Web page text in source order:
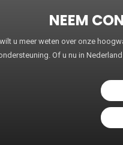
NEEM
u meer weten over onze
Of u nu in